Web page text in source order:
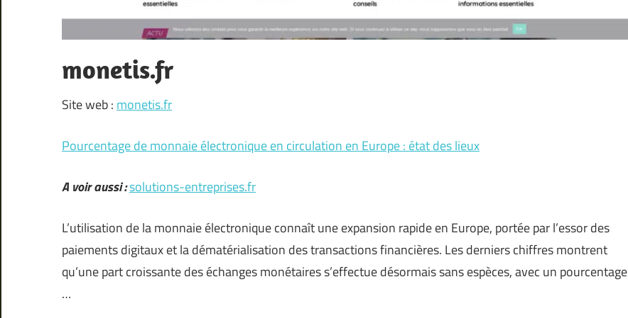
monetis.fr
Site web : monetis.fr
Pourcentage de monnaie électronique en circulation en Europe : état des lieux
A voir aussi :solutions-entreprises.fr
L’utilisation de la monnaie électronique connaît une expansion rapide en Europe, portée par l’essor des
paiements digitaux et la dématérialisation des transactions financières. Les derniers chiffres montrent
qu’une part croissante des échanges monétaires s’effectue désormais sans espèces, avec un pourcentage
…